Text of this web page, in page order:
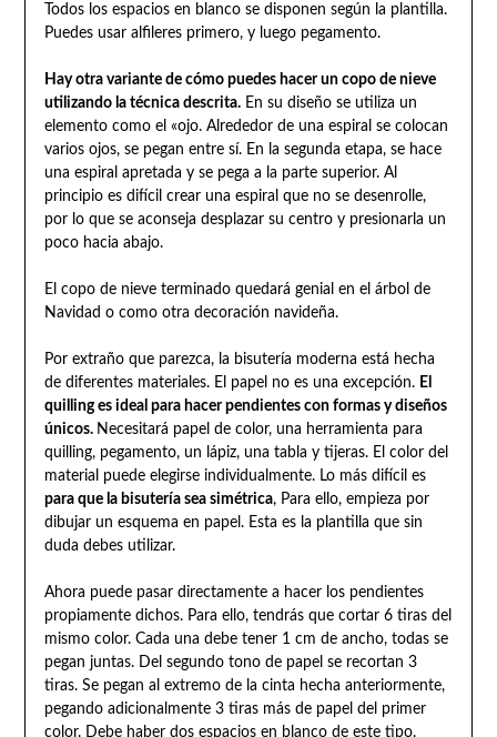
Todos los espacios en blanco se disponen según la plantilla.
Puedes usar alfileres primero, y luego pegamento.
Hay otra variante de cómo puedes hacer un copo de nieve
utilizando la técnica descrita.En su diseño se utiliza un
elemento como el «ojo. Alrededor de una espiral se colocan
varios ojos, se pegan entre sí. En la segunda etapa, se hace
una espiral apretada y se pega a la parte superior. Al
principio es difícil crear una espiral que no se desenrolle,
por lo que se aconseja desplazar su centro y presionarla un
poco hacia abajo.
El copo de nieve terminado quedará genial en el árbol de
Navidad o como otra decoración navideña.
Por extraño que parezca, la bisutería moderna está hecha
de diferentes materiales. El papel no es una excepción. El
quilling es ideal para hacer pendientes con formas y diseños
únicos. Necesitará papel de color, una herramienta para
quilling, pegamento, un lápiz, una tabla y tijeras. El color del
material puede elegirse individualmente. Lo más difícil es
para que la bisutería sea simétrica, Para ello, empieza por
dibujar un esquema en papel. Esta es la plantilla que sin
duda debes utilizar.
Ahora puede pasar directamente a hacer los pendientes
propiamente dichos. Para ello, tendrás que cortar 6 tiras del
mismo color. Cada una debe tener 1 cm de ancho, todas se
pegan juntas. Del segundo tono de papel se recortan 3
tiras. Se pegan al extremo de la cinta hecha anteriormente,
pegando adicionalmente 3 tiras más de papel del primer
color. Debe haber dos espacios en blanco de este tipo.